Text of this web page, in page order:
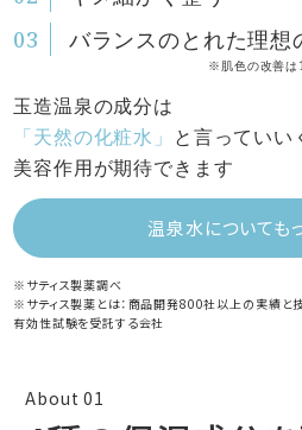
バランスのとれた理想
※肌色の改善は
玉造温泉の成分は
「天然の化粧水」 と言っていい
美容作用が期待できます
温泉水についても
※サティス製薬調べ
※サティス製薬とは：商品開発800社以上の実績と
有効性試験を受託する会社